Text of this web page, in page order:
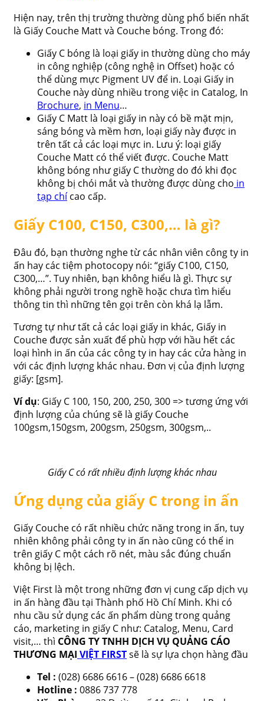
Hiện nay, trên thị trường thường dùng phổ biến nhất
là Giấy Couche Matt và Couche bóng. Trong đó:
Giấy C bóng là loại giấy in thường dùng cho máy
in công nghiệp (công nghệ in Offset) hoặc có
thể dùng mực Pigment UV để in. Loại Giấy in
Couche này dùng nhiều trong việc in Catalog, In
Brochure, in Menu…
Giấy C Matt là loại giấy in này có bề mặt mịn,
sáng bóng và mềm hơn, loại giấy này được in
trên tất cả các loại mực in. Lưu ý: loại giấy
Couche Matt có thể viết được. Couche Matt
không bóng như giấy C thường do đó khi đọc
không bị chói mắt và thường được dùng cho in
tạp chícao cấp.
Giấy C100, C150, C300,… là gì?
Đâu đó, bạn thường nghe từ các nhân viên công ty in
ấn hay các tiệm photocopy nói: “giấy C100, C150,
C300,…”. Tuy nhiên, bạn không hiểu là gì. Thực sự
không phải người trong nghề hoặc chưa tìm hiểu
thông tin thì những tên gọi trên còn khá lạ lẫm.
Tương tự như tất cả các loại giấy in khác, Giấy in
Couche được sản xuất để phù hợp với hầu hết các
loại hình in ấn của các công ty in hay các cửa hàng in
với các định lượng khác nhau. Đơn vị của định lượng
giấy: [gsm].
Ví dụ: Giấy C 100, 150, 200, 250, 300 => tương ứng với
định lượng của chúng sẽ là giấy Couche
100gsm,150gsm, 200gsm, 250gsm, 300gsm,..
Giấy C có rất nhiều định lượng khác nhau
Ứng dụng của giấy C trong in ấn
Giấy Couche có rất nhiều chức năng trong in ấn, tuy
nhiên không phải công ty in ấn nào cũng có thể in
trên giấy C một cách rõ nét, màu sắc đúng chuẩn
không bị lệch.
Việt First là một trong những đơn vị cung cấp dịch vụ
in ấn hàng đầu tại Thành phố Hồ Chí Minh. Khi có
nhu cầu sử dụng các ấn phẩm dùng trong quảng
cáo, marketing in giấy C như: Catalog, Menu, Card
visit,… thì CÔNG TY TNHH DỊCH VỤ QUẢNG CÁO
THƯƠNG MẠI VIỆT FIRSTsẽ là sự lựa chọn hàng đầu
Tel : (028) 6686 6616 – (028) 6686 6618
Hotline : 0886 737 778